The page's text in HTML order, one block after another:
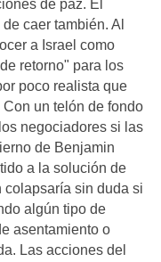
de paz. El
caer también. Al
a Israel como
retorno" para los
poco realista que
un telón de fondo
negociadores si las
de Benjamin
a la solución de
sin duda si
algún tipo de
asentamiento o
Las acciones del